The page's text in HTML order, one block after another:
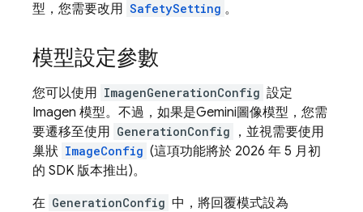
型，您需要改用 SafetySetting 。
模型設定參數
您可以使用 ImagenGenerationConfig 設定
Imagen 模型。不過，如果是Gemini圖像模型，您需
要遷移至使用 GenerationConfig
，並視需要使用
巢狀 ImageConfig (這項功能將於 2026 年 5 月初
的 SDK 版本推出)。
在 GenerationConfig 中，將回覆模式設為